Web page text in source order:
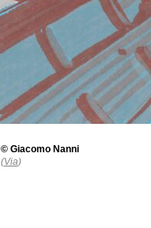
© Giacomo Nanni
(Via)